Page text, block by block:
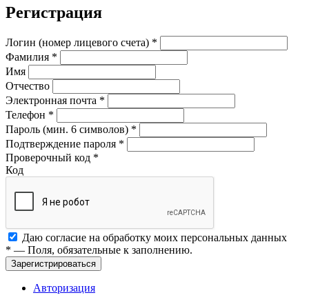
Регистрация
Логин (номер лицевого счета) *
Фамилия *
Имя
Отчество
Электронная почта *
Телефон *
Пароль (мин. 6 символов) *
Подтверждение пароля *
Проверочный код *
Код
Даю согласие на обработку моих персональных данных
* — Поля, обязательные к заполнению.
Зарегистрироваться
Авторизация